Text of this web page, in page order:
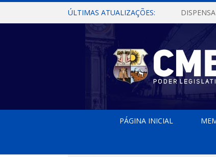
ÚLTIMAS ATUALIZAÇÕES:
PÁGINA INICIAL